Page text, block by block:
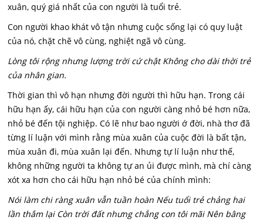
xuân, quý giá nhất của con người là tuổi trẻ.
Con người khao khát vô tận nhưng cuộc sống lại có quy luật
của nó, chặt chẽ vô cùng, nghiệt ngã vô cùng.
Lòng tôi rộng nhưng lượng trời cứ chật Không cho dài thời trẻ
của nhân gian.
Thời gian thì vô hạn nhưng đời người thì hữu hạn. Trong cái
hữu hạn ấy, cái hữu hạn của con người càng nhỏ bé hơn nữa,
nhỏ bé đến tội nghiệp. Có lẽ như bao người ớ đời, nhà thơ đã
từng lí luận với mình rằng mùa xuân của cuộc đời là bất tận,
mùa xuân đi, mùa xuân lại đến. Nhưng tự lí luận như thế,
không những người ta không tự an ủi được mình, mà chí càng
xót xa hơn cho cái hữu hạn nhỏ bé của chính mình:
Nói làm chi ràng xuân vẫn tuần hoàn Nếu tuổi trẻ chảng hai
lần thắm lại Còn trời đất nhưng chẳng con tôi mãi Nên bâng